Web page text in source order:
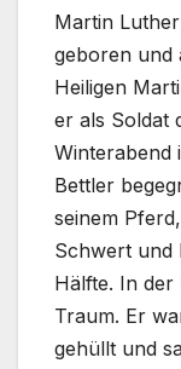
Martin
geboren und
Heiligen
er als Soldat
Winterabend
Bettler
seinem
Schwert und
Hälfte. In der
Traum. Er
gehüllt und